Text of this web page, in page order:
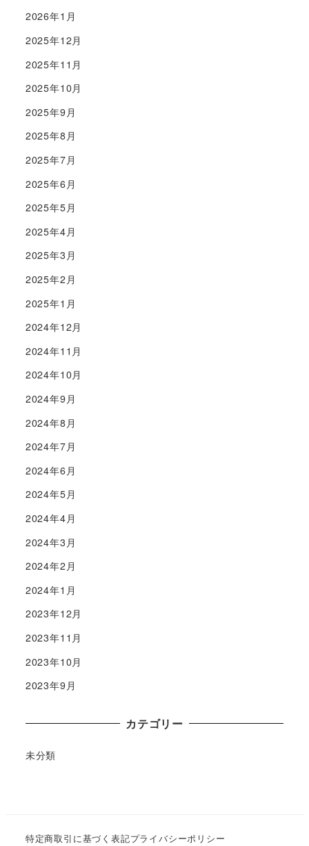
2026年1月
2025年12月
2025年11月
2025年10月
2025年9月
2025年8月
2025年7月
2025年6月
2025年5月
2025年4月
2025年3月
2025年2月
2025年1月
2024年12月
2024年11月
2024年10月
2024年9月
2024年8月
2024年7月
2024年6月
2024年5月
2024年4月
2024年3月
2024年2月
2024年1月
2023年12月
2023年11月
2023年10月
2023年9月
カテゴリー
未分類
特定商取引に基づく表記プライバシーポリシー